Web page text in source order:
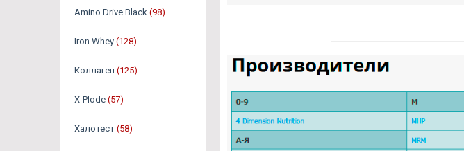
Amino Drive Black (98)
Iron Whey (128)
Коллаген (125)
X-Plode (57)
Халотест (58)